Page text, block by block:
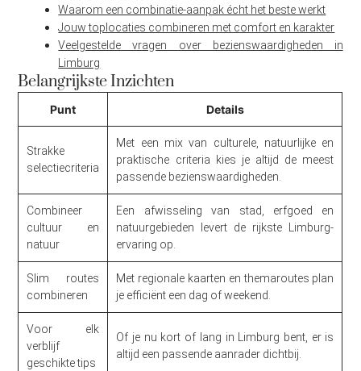
Waarom een combinatie-aanpak écht het beste werkt
Jouw toplocaties combineren met comfort en karakter
Veelgestelde vragen over bezienswaardigheden in
Limburg
Belangrijkste Inzichten
Punt Details
Strakke
selectiecriteria
Met een mix van culturele, natuurlijke en
praktische criteria kies je altijd de meest
passende bezienswaardigheden.
Combineer
cultuur en
natuur
Een afwisseling van stad, erfgoed en
natuurgebieden levert de rijkste Limburg-
ervaring op.
Slim routes
combineren
Met regionale kaarten en themaroutes plan
je efficiënt een dag of weekend.
Voor elk
verblijf
geschikte tips
Of je nu kort of lang in Limburg bent, er is
altijd een passende aanrader dichtbij.